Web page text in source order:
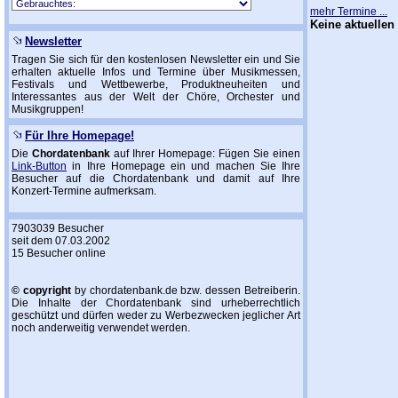
Newsletter
Tragen Sie sich für den kostenlosen Newsletter ein und Sie
erhalten aktuelle Infos und Termine über Musikmessen,
Festivals und Wettbewerbe, Produktneuheiten und
Interessantes aus der Welt der Chöre, Orchester und
Musikgruppen!
Für Ihre Homepage!
Die Chordatenbank auf Ihrer Homepage: Fügen Sie einen
Link-Button in Ihre Homepage ein und machen Sie Ihre
Besucher auf die Chordatenbank und damit auf Ihre
Konzert-Termine aufmerksam.
7903039 Besucher
seit dem 07.03.2002
15 Besucher online
© copyrightby chordatenbank.de bzw. dessen Betreiberin.
Die Inhalte der Chordatenbank sind urheberrechtlich
geschützt und dürfen weder zu Werbezwecken jeglicher Art
noch anderweitig verwendet werden.
mehr Termine ...
Keine aktuellen